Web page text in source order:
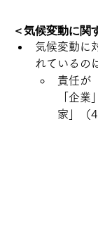
＜気候変動に関
気候変動に
れているの
責任が
「企
家」（